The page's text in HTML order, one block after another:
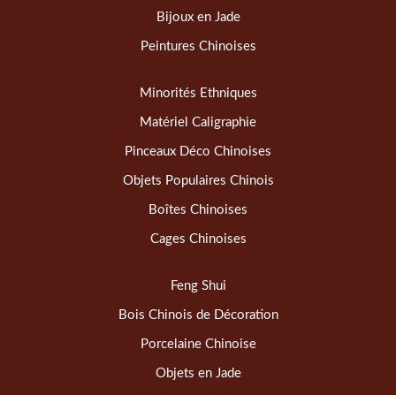
Bijoux en Jade
Peintures Chinoises
Minorités Ethniques
Matériel Caligraphie
Pinceaux Déco Chinoises
Objets Populaires Chinois
Boîtes Chinoises
Cages Chinoises
Feng Shui
Bois Chinois de Décoration
Porcelaine Chinoise
Objets en Jade